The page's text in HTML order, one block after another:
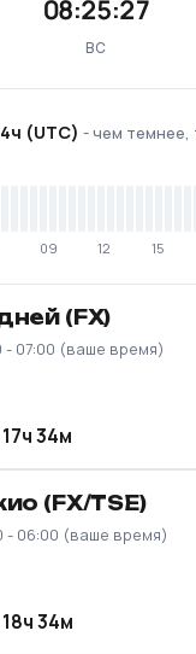
08:25:28
ВС
(UTC) - чем темнее,
09 12 15
(FX)
- 07:00 (ваше время)
34м
(FX/TSE)
- 06:00 (ваше время)
34м